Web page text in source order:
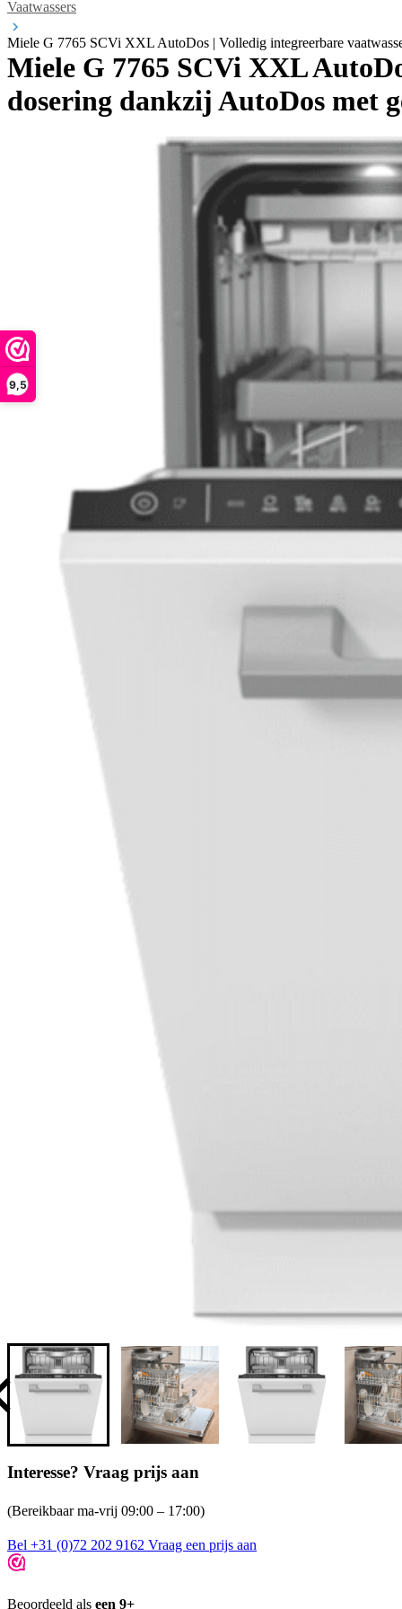
9,5
Vaatwassers
Miele G 7765 SCVi XXL AutoDos | Volledig integreerbare
Miele G 7765 SCVi XXL
dosering dankzij AutoDos met
Interesse? Vraag prijs aan
(Bereikbaar ma-vrij 09:00 – 17:00)
Bel +31 (0)72 202 9162 Vraag een prijs aan
Beoordeeld als een 9+